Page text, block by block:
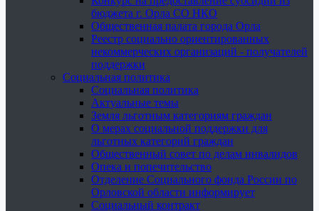
бюджета г. Орла СО НКО
Общественная палата города Орла
Реестр социально ориентированных
некоммерческих организаций - получателей
поддержки
Социальная политика
Социальная политика
Актуальные темы
Земля льготным категориям граждан
О мерах социальной поддержки для
льготных категорий граждан
Общественный совет по делам инвалидов
Опека и попечительство
Отделение Социального фонда России по
Орловской области информирует
Социальный контракт